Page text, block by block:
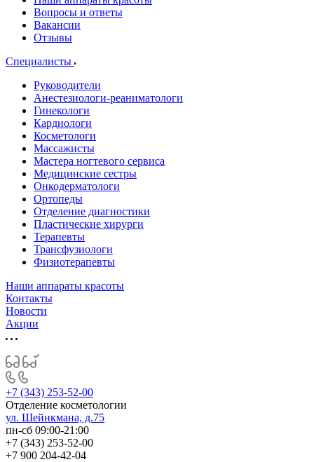
Вопросы и ответы
Вакансии
Отзывы
Специалисты
Руководители
Анестезиологи-реаниматологи
Гинекологи
Кардиологи
Косметологи
Массажисты
Мастера ногтевого сервиса
Медицинские сестры
Онкодерматологи
Ортопеды
Отделение диагностики
Пластические хирурги
Терапевты
Трансфузиологи
Физиотерапевты
Наши аппараты красоты
Контакты
Новости
Акции
+7 (343) 253-52-00
Отделение косметологии
ул. Шейнкмана, д.75
пн-сб 09:00-21:00
+7 (343) 253-52-00
+7 900 204-42-04